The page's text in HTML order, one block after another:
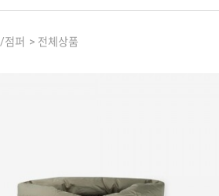
점퍼 > 전체상품